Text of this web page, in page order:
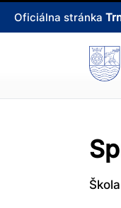
Oficiálna stránka